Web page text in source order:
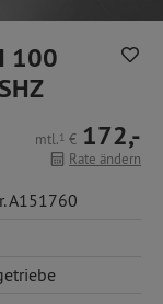
100
mtl.1 € 172,-
Rate ändern
A151760